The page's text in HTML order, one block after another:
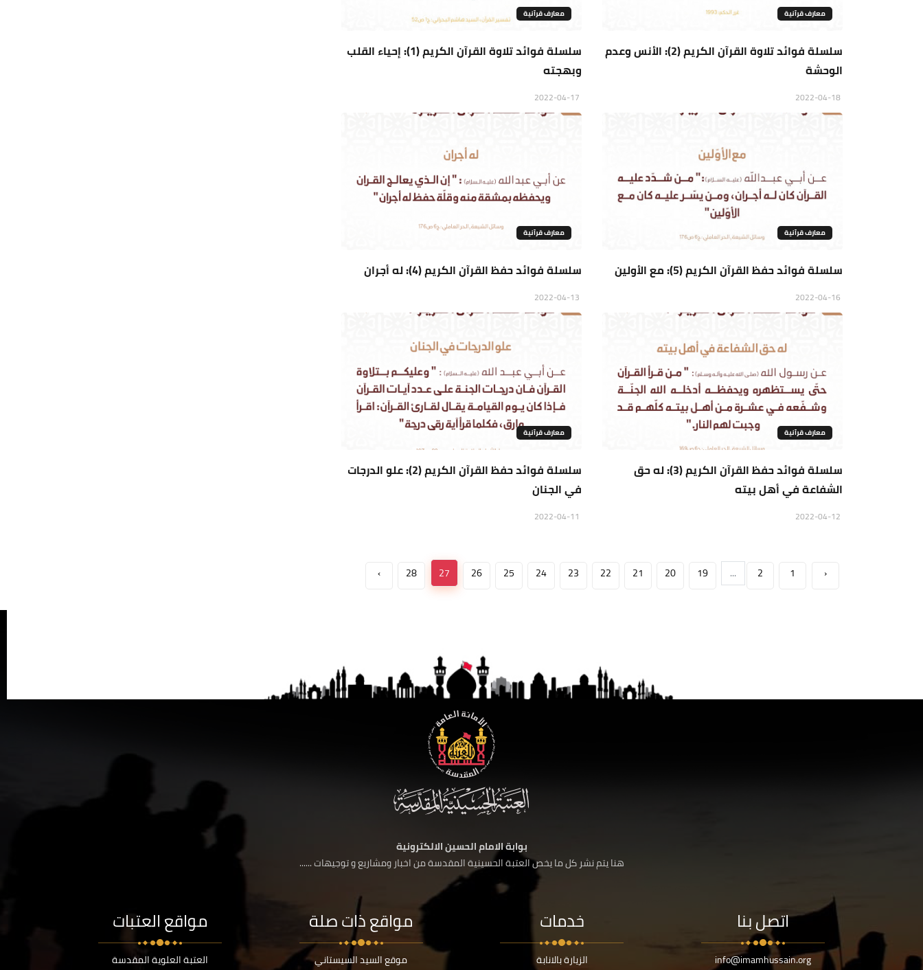
معارف قرآنية
سلسلة فوائد تلاوة القرآن الكريم (2): الأنس وعدم
الوحشة
معارف قرآنية
سلسلة فوائد تلاوة القرآن الكريم (1): إحياء القلب
وبهجته
معارف قرآنية
سلسلة فوائد حفظ القرآن الكريم (5): مع الأولين
معارف قرآنية
سلسلة فوائد حفظ القرآن الكريم (4): له أجران
معارف قرآنية
سلسلة فوائد حفظ القرآن الكريم (3): له حق
الشفاعة في أهل بيته
معارف قرآنية
سلسلة فوائد حفظ القرآن الكريم (2): علو الدرجات
في الجنان
‹
1
2
...
19
20
21
22
23
24
25
26
27
28
›
بوابة الامام الحسين الالكترونية
هنا يتم نشر كل ما يخص العتبة الحسينية المقدسة من اخبار ومشاريع و توجيهات ......
اتصل بنا
info@imamhussain.org
خدمات
الزيارة بالانابة
مواقع ذات صلة
موقع السيد السيستاني
مواقع العتبات
العتبة العلوية المقدسة